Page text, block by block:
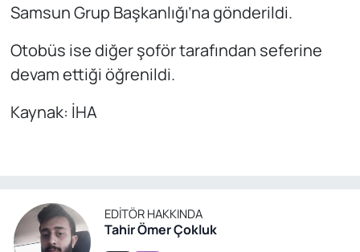
Samsun Grup Başkanlığı’na gönderildi.
Otobüs ise diğer şoför tarafından seferine
devam ettiği öğrenildi.
Kaynak: İHA
EDITÖR HAKKINDA
Tahir Ömer Çokluk